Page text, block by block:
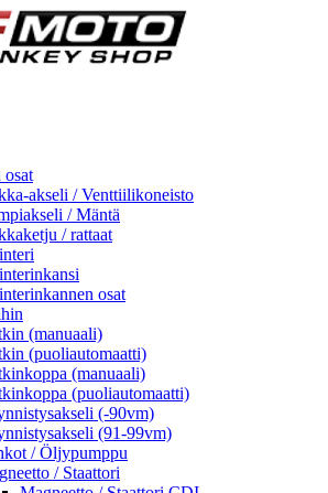
akseli / Venttiilikoneisto
/ Mäntä
/ rattaat
osat
(manuaali)
(puoliautomaatti)
(manuaali)
(puoliautomaatti)
(-90vm)
(91-99vm)
/ Öljypumppu
/ Staattori